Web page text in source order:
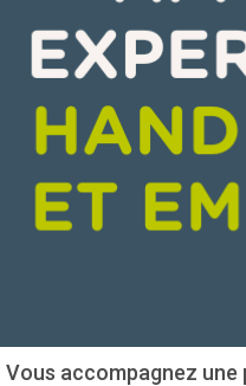
accompagnez